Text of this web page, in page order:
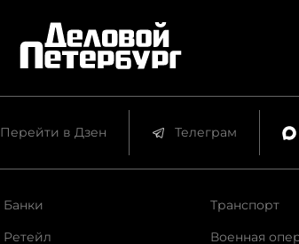
Перейти в Дзен Телеграм
Банки
Ретейл
Транспорт
Военная